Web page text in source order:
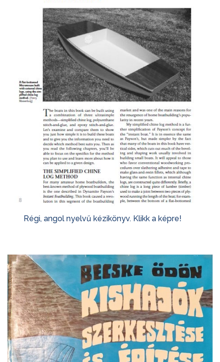
Régi, angol nyelvű kézikönyv. Klikk a képre!